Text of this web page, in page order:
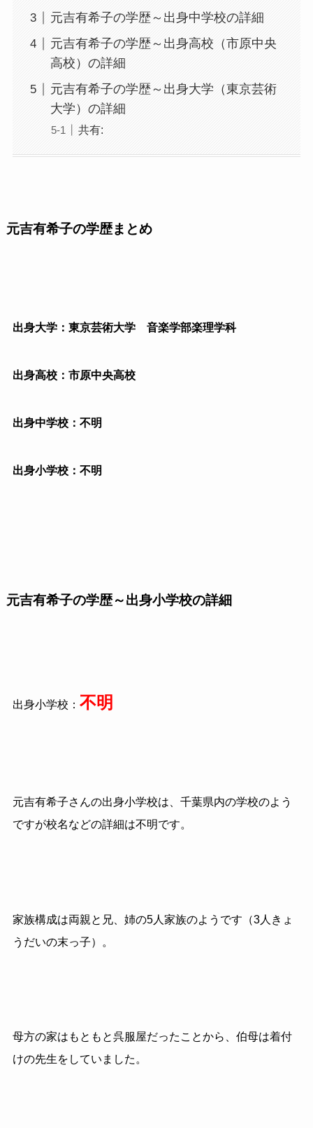
元吉有希子の学歴～出身中学校の詳細
元吉有希子の学歴～出身高校（市原中央
高校）の詳細
元吉有希子の学歴～出身大学（東京芸術
大学）の詳細
共有:
元吉有希子の学歴まとめ
出身大学：東京芸術大学 音楽学部楽理学科
出身高校：市原中央高校
出身中学校：不明
出身小学校：不明
元吉有希子の学歴～出身小学校の詳細
出身小学校： 不明
元吉有希子さんの出身小学校は、千葉県内の学校のよう
ですが校名などの詳細は不明です。
家族構成は両親と兄、姉の5人家族のようです（3人きょ
うだいの末っ子）。
母方の家はもともと呉服屋だったことから、伯母は着付
けの先生をしていました。